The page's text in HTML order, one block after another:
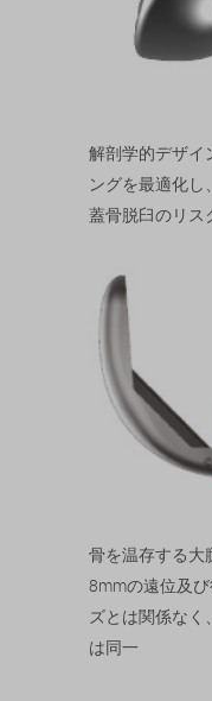
解剖学的デザイ
ングを最適化
蓋骨脱臼のリス
骨を温存する大
8mmの遠位及
ズとは関係な
は同一